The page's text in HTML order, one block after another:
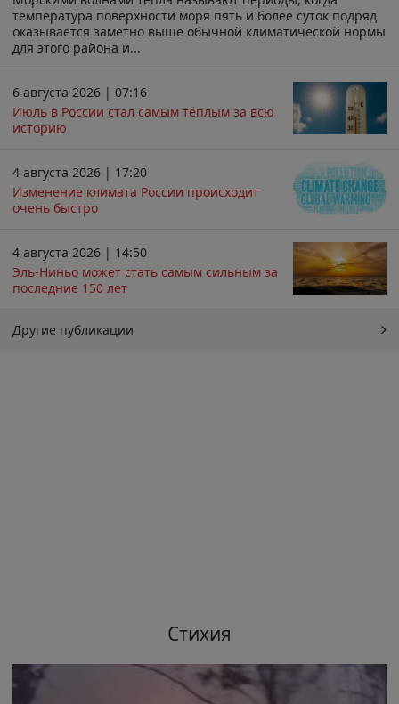
температура поверхности моря пять и более суток подряд
оказывается заметно выше обычной климатической нормы
для этого района и...
6 августа 2026 | 07:16
Июль в России стал самым тёплым за всю
историю
4 августа 2026 | 17:20
Изменение климата России происходит
очень быстро
4 августа 2026 | 14:50
Эль-Ниньо может стать самым сильным за
последние 150 лет
Другие публикации
Стихия